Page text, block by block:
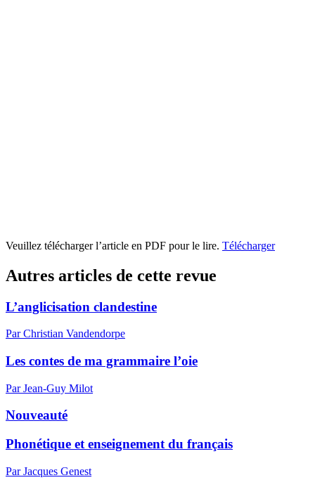
Veuillez télécharger l’article en PDF pour le lire. Télécharger
Autres articles de cette revue
L’anglicisation clandestine
Par Christian Vandendorpe
Les contes de ma grammaire l’oie
Par Jean-Guy Milot
Nouveauté
Phonétique et enseignement du français
Par Jacques Genest